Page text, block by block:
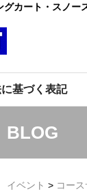
グカート・スノ
基づく表記
BLOG
イベント > コー